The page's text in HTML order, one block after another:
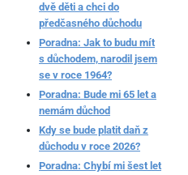
dvě děti a chci do
předčasného důchodu
Poradna: Jak to budu mít
s důchodem, narodil jsem
se v roce 1964?
Poradna: Bude mi 65 let a
nemám důchod
Kdy se bude platit daň z
důchodu v roce 2026?
Poradna: Chybí mi šest let